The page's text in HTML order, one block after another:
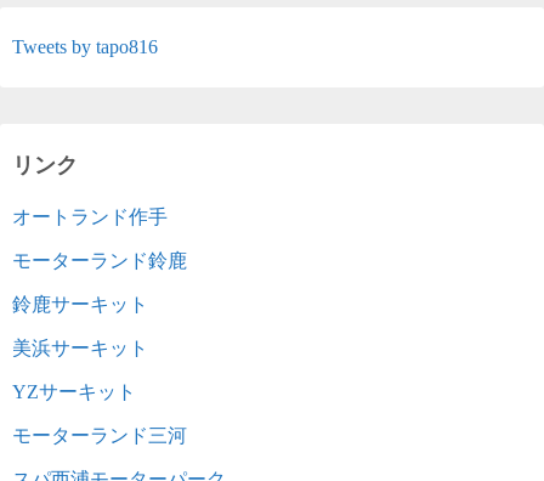
Tweets by tapo816
リンク
オートランド作手
モーターランド鈴鹿
鈴鹿サーキット
美浜サーキット
YZサーキット
モーターランド三河